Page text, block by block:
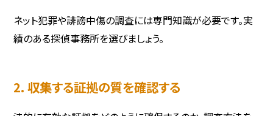
ネット犯罪や誹謗中傷の調査には専門知識が必要です。実
績のある探偵事務所を選びましょう。
2. 収集する証拠の質を確認する